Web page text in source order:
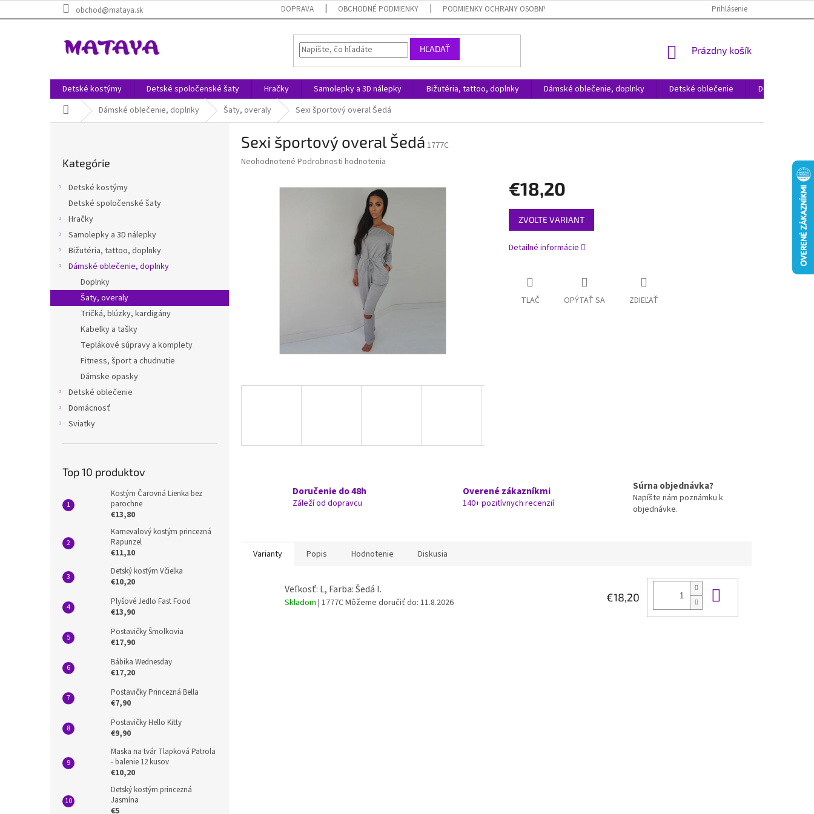
na
obchod@mataya.sk DOPRAVA OBCHODNÉ PODMIENKY PODMIENKY OCHRANY OSOBNÝCH ÚDAJOV VRÁTENIE TOVARU
Prihlásenie
HĽADAŤ
NÁKUPNÝ
Prázdny košík
Detské kostýmy Detské spoločenské šaty Hračky Samolepky a 3D nálepky Bižutéria, tattoo, doplnky Dámské oblečenie, doplnky Detské oblečenie
Domácnosť
DomovDámské oblečenie, doplnky Šaty, overaly Sexi športový overal Šedá
kategórie
Kategórie
Detské kostýmy
Detské spoločenské šaty
Hračky
Samolepky a 3D nálepky
Bižutéria, tattoo, doplnky
Dámské oblečenie, doplnky
Doplnky
Šaty, overaly
Tričká, blúzky, kardigány
Kabelky a tašky
Teplákové súpravy a komplety
Fitness, šport a chudnutie
Dámske opasky
Detské oblečenie
Domácnosť
Sviatky
Top 10 produktov
Kostým Čarovná Lienka bez
parochne
€13,80
Karnevalový kostým princezná
Rapunzel
€11,10
Detský kostým Včielka
€10,20
Plyšové Jedlo Fast Food
€13,90
Postavičky Šmolkovia
€17,90
Bábika Wednesday
€17,20
Postavičky Princezná Bella
€7,90
Postavičky Hello Kitty
€9,90
Maska na tvár Tlapková Patrola
- balenie 12 kusov
€10,20
Detský kostým princezná
Jasmína
€5
Sexi športový overal Šedá 1777C
Priemerné
Neohodnotené Podrobnosti hodnotenia
€18,20
Jednotková
cena:
ZVOĽTE VARIANT
Detailné informácie
TLAČ OPÝTAŤ SA ZDIEĽAŤ
Doručenie do 48h
Záleží od dopravcu
Overené zákazníkmi
140+ pozitívnych recenzií
Súrna objednávka?
Napíšte nám poznámku k
objednávke.
Varianty Popis Hodnotenie Diskusia
Veľkosť: L, Farba: Šedá I.
Skladom | 1777CMôžeme doručiť do: 11.8.2026 €18,20